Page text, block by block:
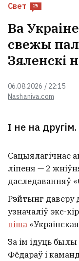
Свет 25
Nashaniva.com
06.08.2026 / 22:15
Ва
свежы
Зяленскі
І не на другім.
Сацыялагічнае
ліпеня — 2
даследаванняў
Рэйтынг даверу
узначаліў экс-
піша
За ім ідуць
Фёдараў і